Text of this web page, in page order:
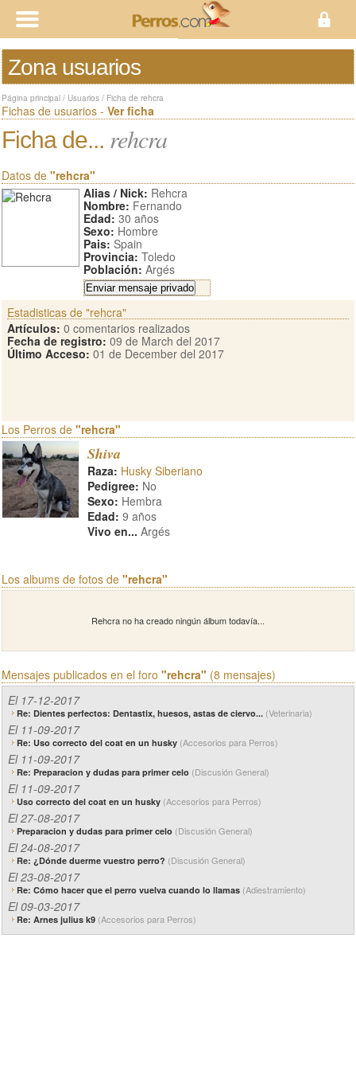
Zona usuarios
Página principal / Usuarios / Ficha de rehcra
Fichas de usuarios - Ver ficha
Ficha de... rehcra
Datos de "rehcra"
Alias / Nick: Rehcra
Nombre: Fernando
Edad: 30 años
Sexo: Hombre
Pais: Spain
Provincia: Toledo
Población: Argés
Estadisticas de "rehcra"
Artículos: 0 comentarios realizados
Fecha de registro: 09 de March del 2017
Último Acceso: 01 de December del 2017
Los Perros de "rehcra"
Shiva
Raza: Husky Siberiano
Pedigree: No
Sexo: Hembra
Edad: 9 años
Vivo en... Argés
Los albums de fotos de "rehcra"
Rehcra no ha creado ningún álbum todavía...
Mensajes publicados en el foro "rehcra" (8 mensajes)
El 17-12-2017
Re: Dientes perfectos: Dentastix, huesos, astas de ciervo... (Veterinaria)
El 11-09-2017
Re: Uso correcto del coat en un husky (Accesorios para Perros)
El 11-09-2017
Re: Preparacion y dudas para primer celo (Discusión General)
El 11-09-2017
Uso correcto del coat en un husky (Accesorios para Perros)
El 27-08-2017
Preparacion y dudas para primer celo (Discusión General)
El 24-08-2017
Re: ¿Dónde duerme vuestro perro? (Discusión General)
El 23-08-2017
Re: Cómo hacer que el perro vuelva cuando lo llamas (Adiestramiento)
El 09-03-2017
Re: Arnes julius k9 (Accesorios para Perros)